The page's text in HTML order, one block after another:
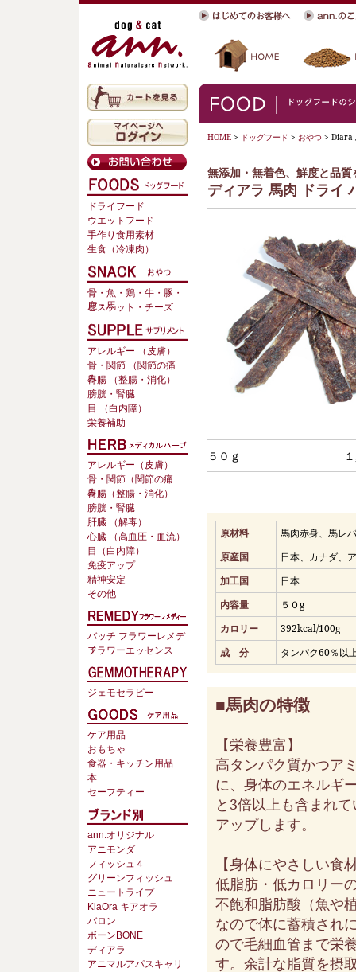
HOME > ドッグフード > おやつ > Diara
無添加・無着色、鮮度と品
ディアラ 馬肉 ドライ
５０ｇ
原材料
馬肉赤身、馬レ
原産国
日本、カナダ、
加工国
日本
内容量
５０g
カロリー
392kcal/100g
成 分
タンパク60％以
■馬肉の特徴
【栄養豊富】
高タンパク質かつア
に、身体のエネルギ
と3倍以上も含まれ
アップします。
【身体にやさしい食
低脂肪・低カロリー
不飽和脂肪酸（魚や
なので体に蓄積され
ので毛細血管まで栄
す。余計な脂質を摂
ドライフード
ウエットフード
手作り食用素材
生食（冷凍肉）
骨・魚・鶏・牛・豚・
鹿・馬
ビスケット・チーズ
アレルギー （皮膚）
骨・関節 （関節の痛
み）
胃腸 （整腸・消化）
膀胱・腎臓
目 （白内障）
栄養補助
アレルギー（皮膚）
骨・関節（関節の痛
み）
胃腸（整腸・消化）
膀胱・腎臓
肝臓 （解毒）
心臓 （高血圧・血流）
目（白内障）
免疫アップ
精神安定
その他
バッチ フラワーレメデ
ィ
フラワーエッセンス
ジェモセラピー
ケア用品
おもちゃ
食器・キッチン用品
本
セーフティー
ann.オリジナル
アニモンダ
フィッシュ４
グリーンフィッシュ
ニュートライプ
KiaOra キアオラ
バロン
ボーンBONE
ディアラ
アニマルアパスキャリ